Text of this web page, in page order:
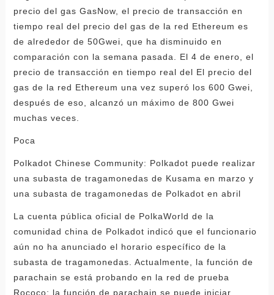
precio del gas GasNow, el precio de transacción en
tiempo real del precio del gas de la red Ethereum es
de alrededor de 50Gwei, que ha disminuido en
comparación con la semana pasada. El 4 de enero, el
precio de transacción en tiempo real del El precio del
gas de la red Ethereum una vez superó los 600 Gwei,
después de eso, alcanzó un máximo de 800 Gwei
muchas veces.
Poca
Polkadot Chinese Community: Polkadot puede realizar
una subasta de tragamonedas de Kusama en marzo y
una subasta de tragamonedas de Polkadot en abril
La cuenta pública oficial de PolkaWorld de la
comunidad china de Polkadot indicó que el funcionario
aún no ha anunciado el horario específico de la
subasta de tragamonedas. Actualmente, la función de
parachain se está probando en la red de prueba
Rococo; la función de parachain se puede iniciar